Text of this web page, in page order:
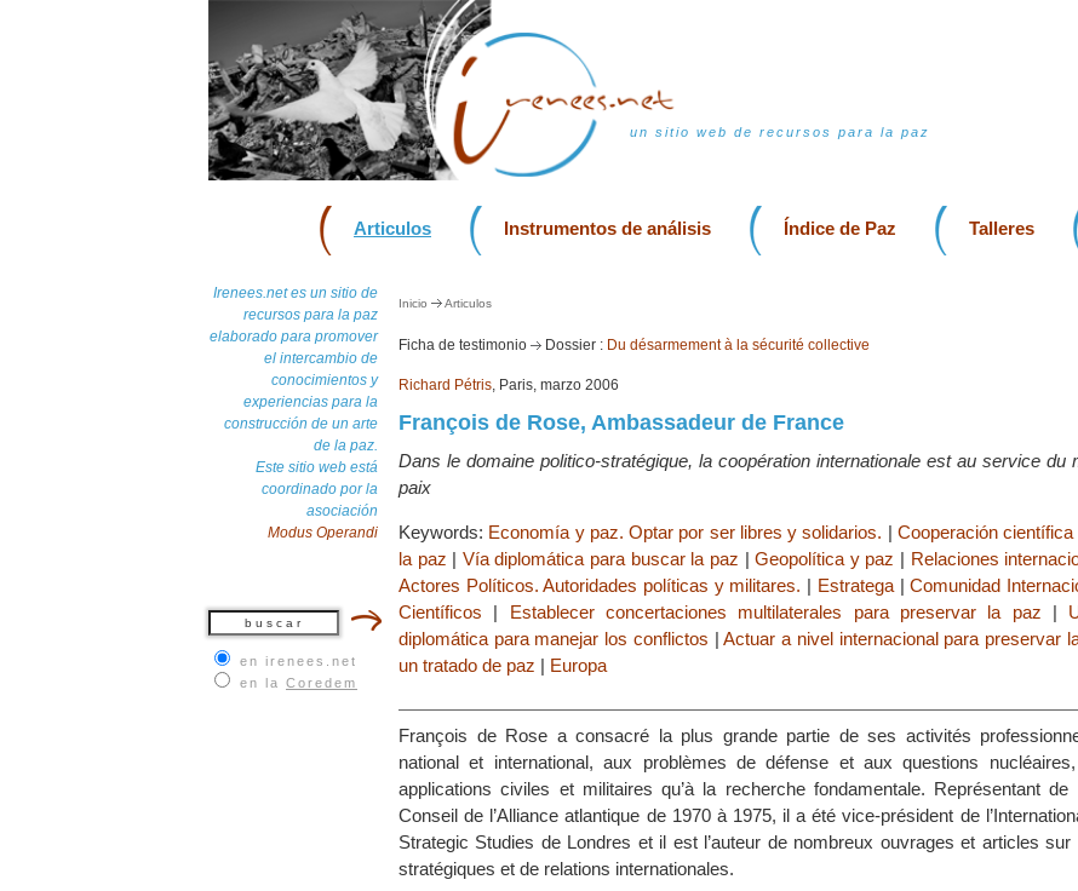
un sitio web de recursos para la paz
Articulos Instrumentos de análisis Índice de Paz Talleres
Irenees.net es un sitio de
recursos para la paz
elaborado para promover
el intercambio de
conocimientos y
experiencias para la
construcción de un arte
de la paz.
Este sitio web está
coordinado por la
asociación
Modus Operandi
en irenees.net
en la Coredem
Inicio Articulos
Ficha de testimonio Dossier : Du désarmement à la sécurité collective
Richard Pétris, Paris, marzo 2006
François de Rose, Ambassadeur de France
Dans le domaine politico-stratégique, la coopération internationale est au service du
paix
Keywords: Economía y paz. Optar por ser libres y solidarios. | Cooperación
la paz | Vía diplomática para buscar la paz |Geopolítica y paz | Relaciones
Actores Políticos. Autoridades políticas y militares. | Estratega|Comunidad
Científicos | Establecer concertaciones multilaterales para preservar la paz |
diplomática para manejar los conflictos |Actuar a nivel internacional para preservar
un tratado de paz | Europa
François de Rose a consacré la plus grande partie de ses activités
national et international, aux problèmes de défense et aux questions
applications civiles et militaires qu’à la recherche fondamentale. Représentant
Conseil de l’Alliance atlantique de 1970 à 1975, il a été vice-président de
Strategic Studies de Londres et il est l’auteur de nombreux ouvrages et articles sur
stratégiques et de relations internationales.